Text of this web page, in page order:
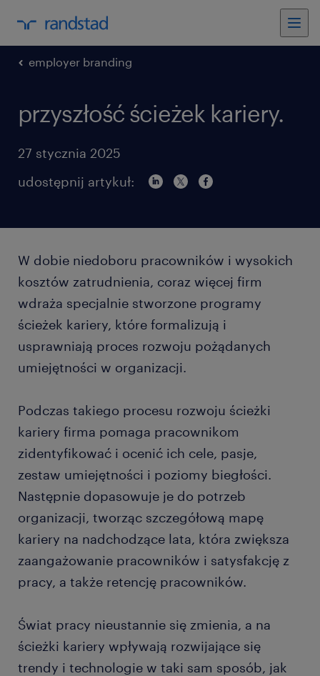
employer branding
przyszłość ścieżek kariery.
27 stycznia 2025
udostępnij artykuł:
W dobie niedoboru pracowników i wysokich
kosztów zatrudnienia, coraz więcej firm
wdraża specjalnie stworzone programy
ścieżek kariery, które formalizują i
usprawniają proces rozwoju pożądanych
umiejętności w organizacji.
Podczas takiego procesu rozwoju ścieżki
kariery firma pomaga pracownikom
zidentyfikować i ocenić ich cele, pasje,
zestaw umiejętności i poziomy biegłości.
Następnie dopasowuje je do potrzeb
organizacji, tworząc szczegółową mapę
kariery na nadchodzące lata, która zwiększa
zaangażowanie pracowników i satysfakcję z
pracy, a także retencję pracowników.
Świat pracy nieustannie się zmienia, a na
ścieżki kariery wpływają rozwijające się
trendy i technologie w taki sam sposób, jak